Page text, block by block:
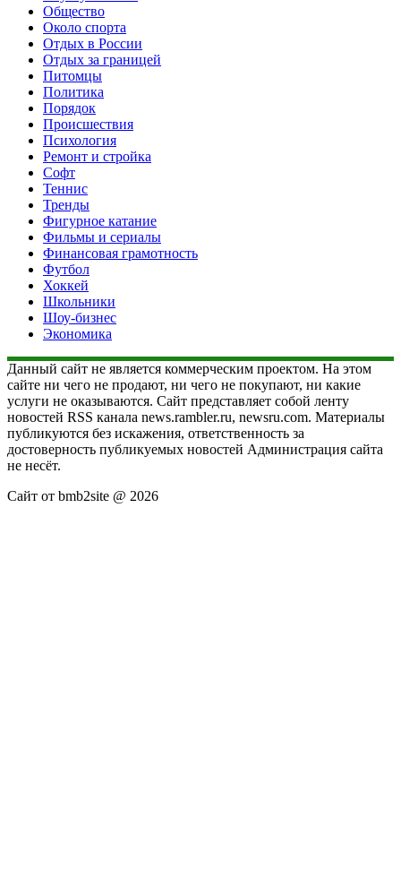
Общество
Около спорта
Отдых в России
Отдых за границей
Питомцы
Политика
Порядок
Происшествия
Психология
Ремонт и стройка
Софт
Теннис
Тренды
Фигурное катание
Фильмы и сериалы
Финансовая грамотность
Футбол
Хоккей
Школьники
Шоу-бизнес
Экономика
Данный сайт не является коммерческим проектом. На этом
сайте ни чего не продают, ни чего не покупают, ни какие
услуги не оказываются. Сайт представляет собой ленту
новостей RSS канала news.rambler.ru, newsru.com. Материалы
публикуются без искажения, ответственность за
достоверность публикуемых новостей Администрация сайта
не несёт.
Сайт от bmb2site @ 2026